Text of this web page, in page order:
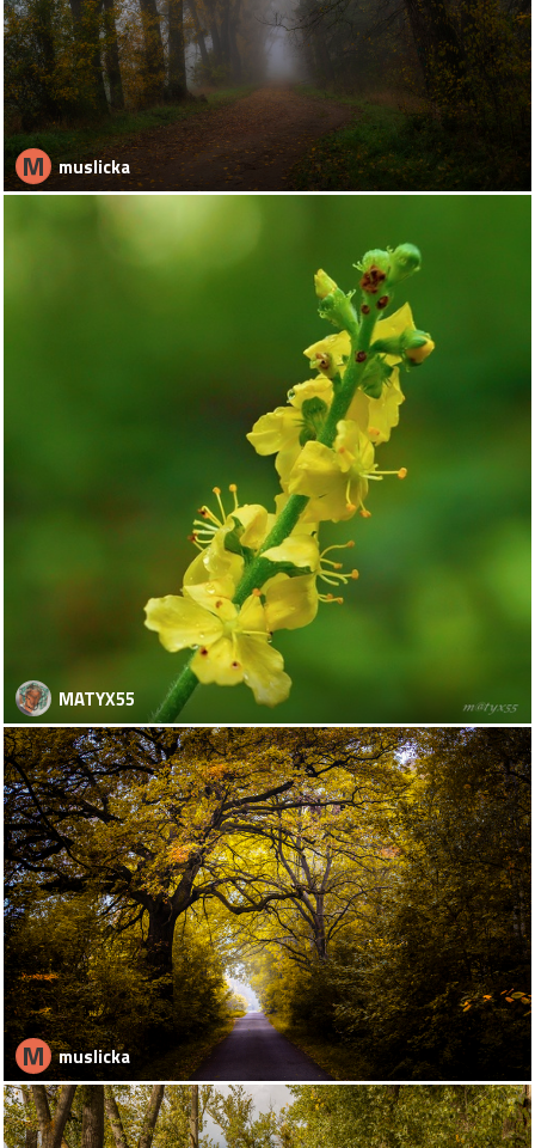
M muslicka
MATYX55
M muslicka